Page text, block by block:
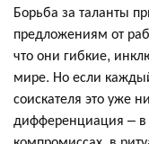
Борьба за таланты
предложениям от
что они гибкие,
мире. Но если
соискателя это уже
дифференциация – в